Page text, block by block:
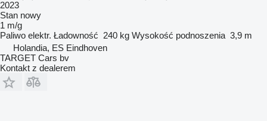
2023
Stan nowy
1 m/g
Paliwo elektr. Ładowność 240 kg Wysokość podnoszenia 3,9 m
Holandia, ES Eindhoven
TARGET Cars bv
Kontakt z dealerem